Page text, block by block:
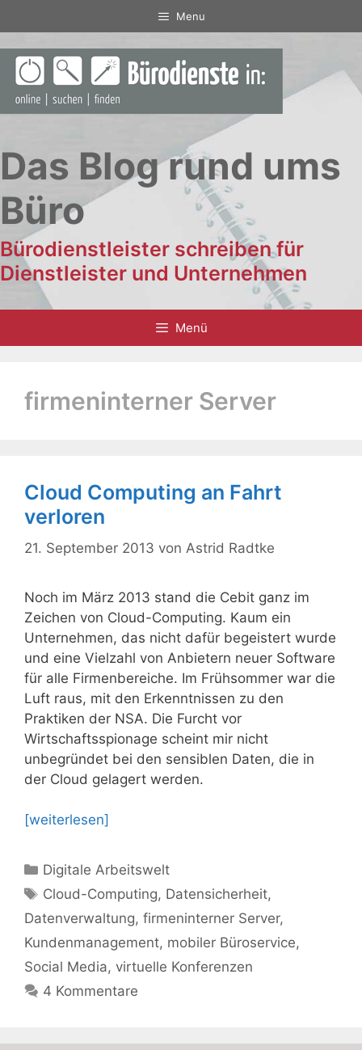
Inhalt
springen
Menu
Das Blog rund ums
Büro
Bürodienstleister schreiben für
Dienstleister und Unternehmen
Menü
firmeninterner Server
Cloud Computing an Fahrt
verloren
21. September 2013 von Astrid Radtke
Noch im März 2013 stand die Cebit ganz im
Zeichen von Cloud-Computing. Kaum ein
Unternehmen, das nicht dafür begeistert wurde
und eine Vielzahl von Anbietern neuer Software
für alle Firmenbereiche. Im Frühsommer war die
Luft raus, mit den Erkenntnissen zu den
Praktiken der NSA. Die Furcht vor
Wirtschaftsspionage scheint mir nicht
unbegründet bei den sensiblen Daten, die in
der Cloud gelagert werden.
[weiterlesen]
Kategorien
Digitale Arbeitswelt
Schlagwörter
Cloud-Computing, Datensicherheit,
Datenverwaltung, firmeninterner Server,
Kundenmanagement, mobiler Büroservice,
Social Media, virtuelle Konferenzen
4 Kommentare